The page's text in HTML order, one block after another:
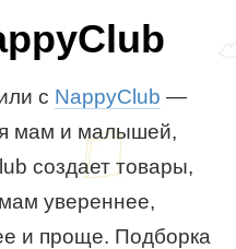
с NappyClub —
мам и малышей,
создает товары,
увереннее,
и проще. Подборка